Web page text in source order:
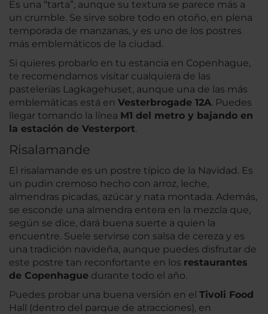
Es una “tarta”, aunque su textura se parece más a
un crumble. Se sirve sobre todo en otoño, en plena
temporada de manzanas, y es uno de los postres
más emblemáticos de la ciudad.
Si quieres probarlo en tu estancia en Copenhague,
te recomendamos visitar cualquiera de las
pastelerías Lagkagehuset, aunque una de las más
emblemáticas está en Vesterbrogade 12A. Puedes
llegar tomando la línea M1 del metro y bajando en
la estación de Vesterport.
Risalamande
El risalamande es un postre típico de la Navidad. Es
un pudin cremoso hecho con arroz, leche,
almendras picadas, azúcar y nata montada. Además,
se esconde una almendra entera en la mezcla que,
según se dice, dará buena suerte a quien la
encuentre. Suele servirse con salsa de cereza y es
una tradición navideña, aunque puedes disfrutar de
este postre tan reconfortante en los restaurantes
de Copenhague durante todo el año.
Puedes probar una buena versión en el Tivoli Food
Hall (dentro del parque de atracciones), en